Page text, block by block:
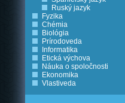
Ruský jazyk
Fyzika
Chémia
Biológia
Prírodoveda
Informatika
Etická výchova
Náuka o spoločnosti
Ekonomika
Vlastiveda